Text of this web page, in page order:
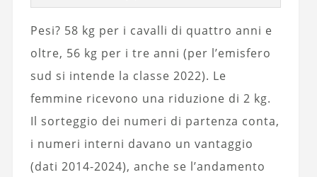
Pesi? 58 kg per i cavalli di quattro anni e
oltre, 56 kg per i tre anni (per l’emisfero
sud si intende la classe 2022). Le
femmine ricevono una riduzione di 2 kg.
Il sorteggio dei numeri di partenza conta,
i numeri interni davano un vantaggio
(dati 2014-2024), anche se l’andamento